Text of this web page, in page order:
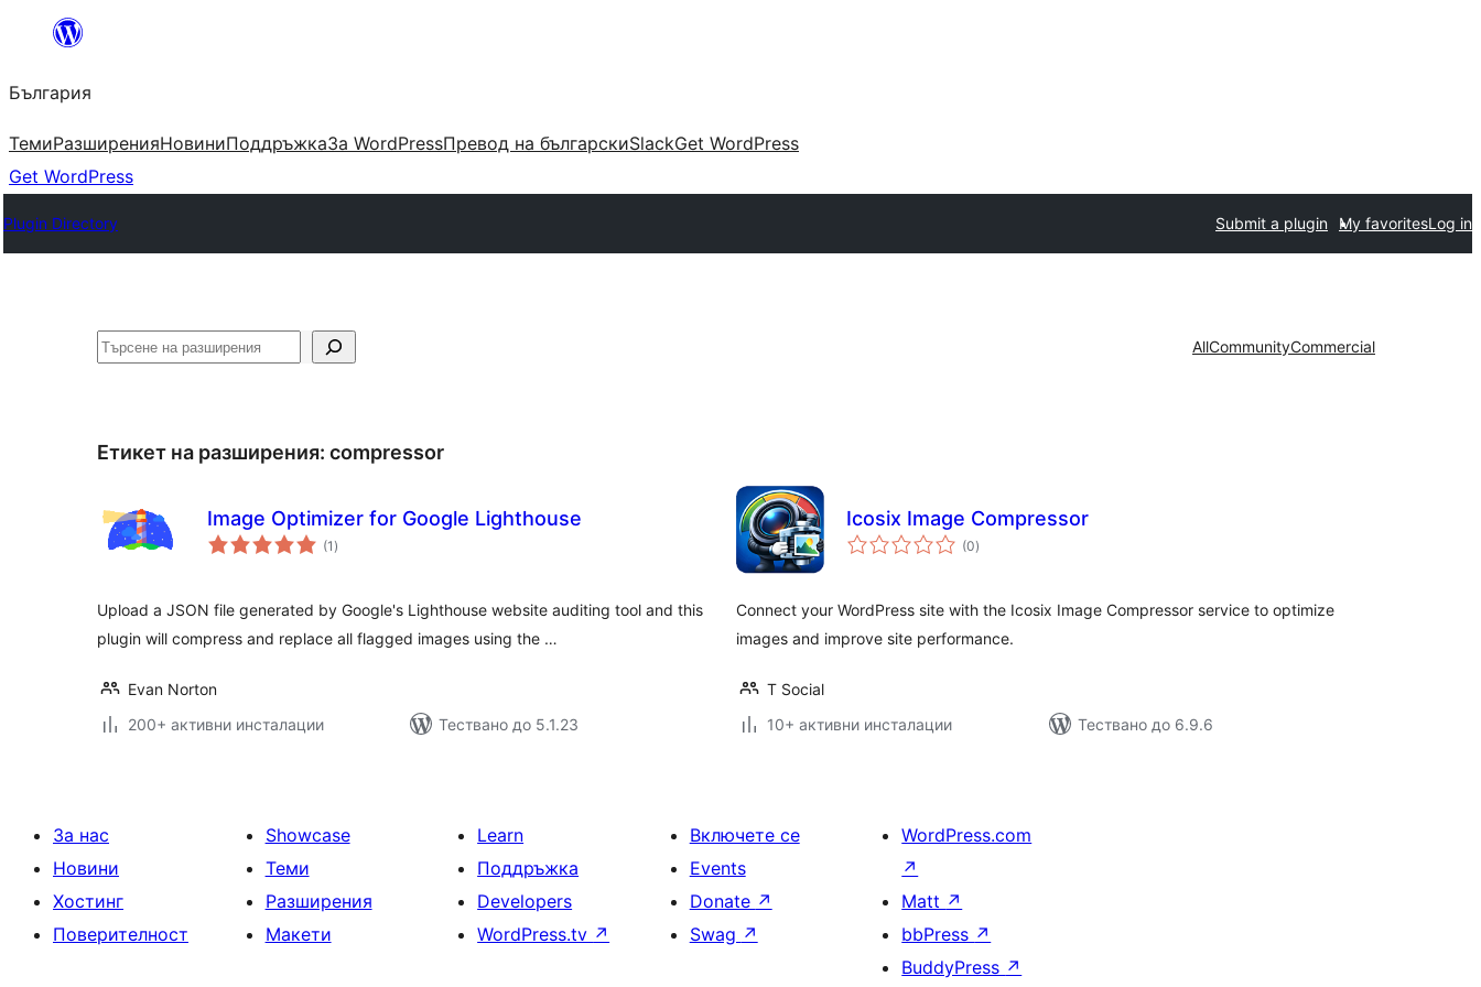
България
ТемиРазширенияНовиниПоддръжкаЗа WordPressПревод на българскиSlackGet WordPress
Get WordPress
Plugin Directory Submit a plugin My favoritesLog in
Търсене AllCommunityCommercial
Етикет на разширения: compressor
Image Optimizer for Google Lighthouse
(1 общо
оценки
)
Upload a JSON file generated by Google's Lighthouse website auditing tool and this
plugin will compress and replace all flagged images using the …
Evan Norton
200+ активни инсталации
Тествано до 5.1.23
Icosix Image Compressor
(0общо
оценки
)
Connect your WordPress site with the Icosix Image Compressor service to optimize
images and improve site performance.
T Social
10+ активни инсталации
Тествано до 6.9.6
За нас
Новини
Хостинг
Поверителност
Showcase
Теми
Разширения
Макети
Learn
Поддръжка
Developers
WordPress.tv ↗
Включете се
Events
Donate ↗
Swag ↗
WordPress.com
↗
Matt ↗
bbPress ↗
BuddyPress ↗